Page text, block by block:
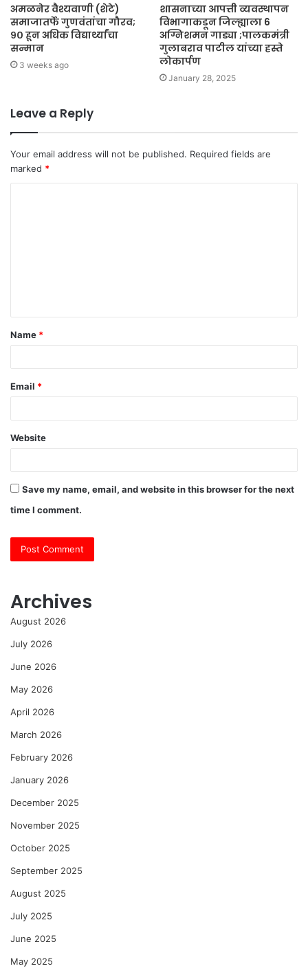
अमळनेर वैश्यवाणी (शेटे)
समाजातर्फे गुणवंतांचा गौरव;
९० हून अधिक विद्यार्थ्यांचा
सन्मान
3 weeks ago
शासनाच्या आपत्ती व्यवस्थापन
विभागाकडून जिल्ह्याला 6
अग्निशमन गाड्या ;पालकमंत्री
गुलाबराव पाटील यांच्या हस्ते
लोकार्पण
January 28, 2025
Leave a Reply
Your email address will not be published. Required fields are
marked *
t
*
Name *
Email *
Website
Save my name, email, and website in this browser for the next
time I comment.
Archives
August 2026
July 2026
June 2026
May 2026
April 2026
March 2026
February 2026
January 2026
December 2025
November 2025
October 2025
September 2025
August 2025
July 2025
June 2025
May 2025